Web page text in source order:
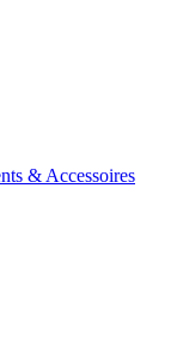
& Accessoires